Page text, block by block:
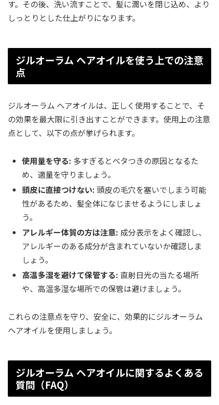
す。その後、洗い流すことで、髪に潤いを閉じ込め、より
しっとりとした仕上がりになります。
ジルオーラム ヘアオイルを使う上での注意
点
ジルオーラム ヘアオイルは、正しく使用することで、そ
の効果を最大限に引き出すことができます。使用上の注意
点として、以下の点が挙げられます。
使用量を守る: 多すぎるとベタつきの原因となるた
め、適量を守りましょう。
頭皮に直接つけない: 頭皮の毛穴を塞いでしまう可能
性があるため、髪全体になじませるようにしましょ
う。
アレルギー体質の方は注意: 成分表示をよく確認し、
アレルギーのある成分が含まれていないか確認しま
しょう。
高温多湿を避けて保管する: 直射日光の当たる場所
や、高温多湿な場所での保管は避けましょう。
これらの注意点を守り、安全に、効果的にジルオーラム
ヘアオイルを使用しましょう。
ジルオーラム ヘアオイルに関するよくある
質問（FAQ）